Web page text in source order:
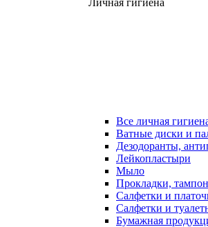
Личная гигиена
Все личная
Ватные диски и
Дезодоранты,
Лейкопластыри
Мыло
Прокладки,
Салфетки и
Салфетки и
Бумажная